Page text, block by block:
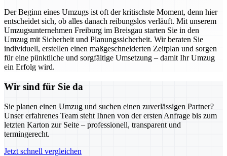
Der Beginn eines Umzugs ist oft der kritischste Moment, denn hier
entscheidet sich, ob alles danach reibungslos verläuft. Mit unserem
Umzugsunternehmen Freiburg im Breisgau starten Sie in den
Umzug mit Sicherheit und Planungssicherheit. Wir beraten Sie
individuell, erstellen einen maßgeschneiderten Zeitplan und sorgen
für eine pünktliche und sorgfältige Umsetzung – damit Ihr Umzug
ein Erfolg wird.
Wir sind für Sie da
Sie planen einen Umzug und suchen einen zuverlässigen Partner?
Unser erfahrenes Team steht Ihnen von der ersten Anfrage bis zum
letzten Karton zur Seite – professionell, transparent und
termingerecht.
Jetzt schnell vergleichen